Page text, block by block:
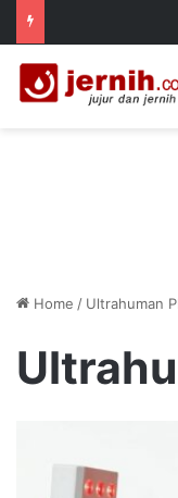
Home / Ultrahuman